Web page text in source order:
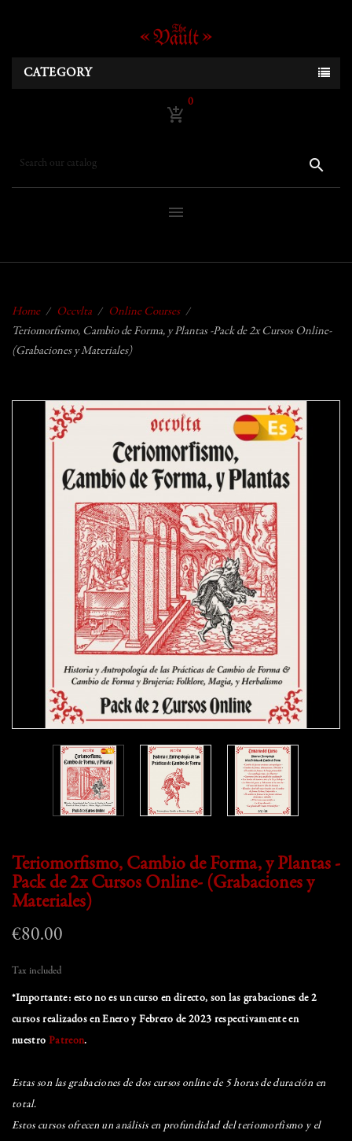
CATEGORY
add_shopping_cart
0
search
menu
Home Occvlta
Online Courses
Teriomorfismo, Cambio de Forma, y Plantas -Pack de 2x Cursos Online-
(Grabaciones y Materiales)
Teriomorfismo, Cambio de Forma, y Plantas -
Pack de 2x Cursos Online- (Grabaciones y
Materiales)
€80.00
Tax included
*Importante: esto no es un curso en directo, son las grabaciones de 2
cursos realizados en Enero y Febrero de 2023 respectivamente en
nuestro Patreon.
Estas son las grabaciones de dos cursos online de 5 horas de duración en
total.
Estos cursos ofrecen un análisis en profundidad del teriomorfismo y el